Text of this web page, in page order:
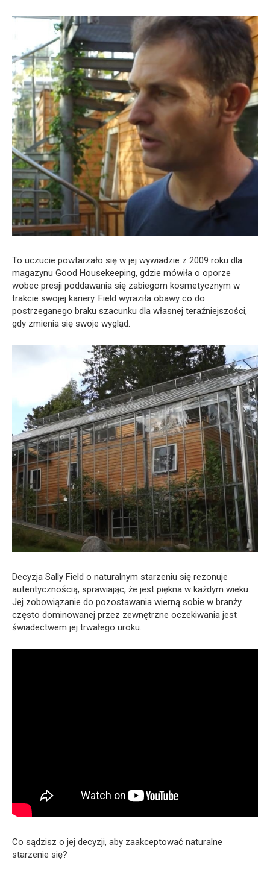
To uczucie powtarzało się w jej wywiadzie z 2009 roku dla
magazynu Good Housekeeping, gdzie mówiła o oporze
wobec presji poddawania się zabiegom kosmetycznym w
trakcie swojej kariery. Field wyraziła obawy co do
postrzeganego braku szacunku dla własnej teraźniejszości,
gdy zmienia się swoje wygląd.
Decyzja Sally Field o naturalnym starzeniu się rezonuje
autentycznością, sprawiając, że jest piękna w każdym wieku.
Jej zobowiązanie do pozostawania wierną sobie w branży
często dominowanej przez zewnętrzne oczekiwania jest
świadectwem jej trwałego uroku.
Co sądzisz o jej decyzji, aby zaakceptować naturalne
starzenie się?